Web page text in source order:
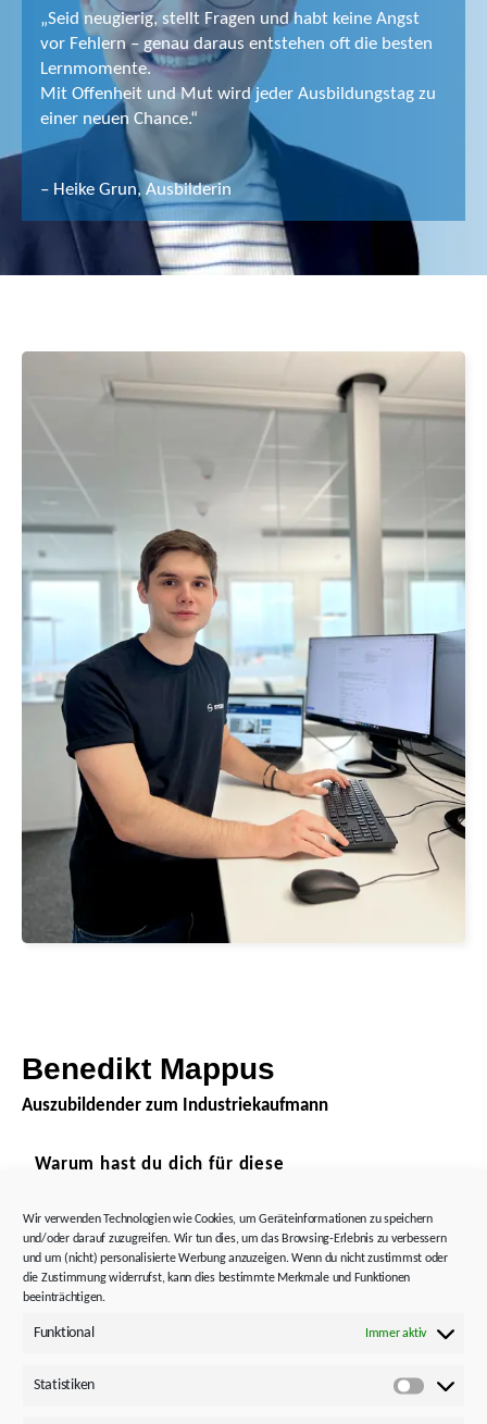
Wir verwenden Technologien wie Cookies, um Geräteinformationen zu speichern
und/oder darauf zuzugreifen. Wir tun dies, um das Browsing-Erlebnis zu verbessern
und um (nicht) personalisierte Werbung anzuzeigen. Wenn du nicht zustimmst oder
die Zustimmung widerrufst, kann dies bestimmte Merkmale und Funktionen
beeinträchtigen.
Funktional Immer aktiv
Statistiken
„Seid neugierig, stellt Fragen und habt keine Angst
vor Fehlern – genau daraus entstehen oft die besten
Lernmomente.
Mit Offenheit und Mut wird jeder Ausbildungstag zu
einer neuen Chance.“
– Heike Grun, Ausbilderin
Benedikt Mappus
Auszubildender zum Industriekaufmann
Warum hast du dich für diese
damit einhergegangenen Wirtschaft Kenntnisse,
habe ich mich für dieses Berufsbild interessiert.
Nach weiterem Informieren haben mich vor
allem die unterschiedlichen Bereiche dieser
Ausbildung sehr angesprochen.